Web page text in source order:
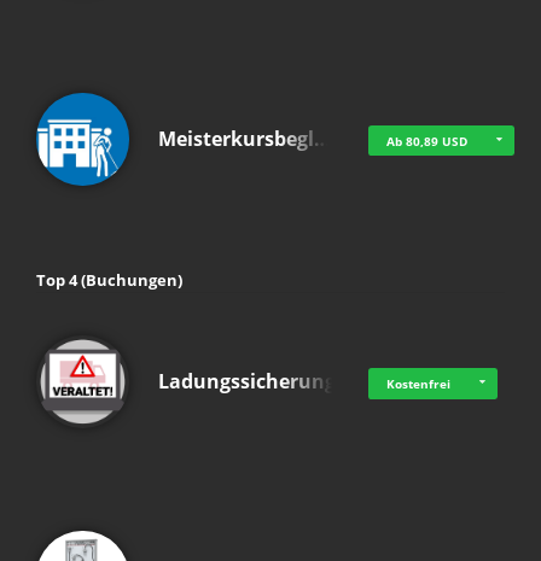
Meisterkursbegl… Ab 80,89 USD
Top 4 (Buchungen)
Ladungssicherung Kostenfrei